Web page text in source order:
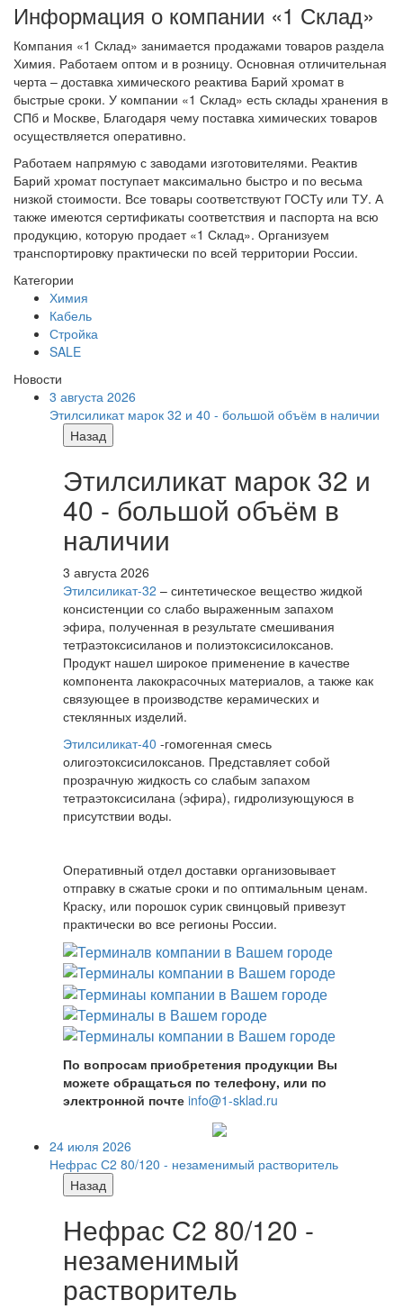
Информация о компании «1 Склад»
Компания «1 Склад» занимается продажами товаров раздела
Химия. Работаем оптом и в розницу. Основная отличительная
черта – доставка химического реактива Барий хромат в
быстрые сроки. У компании «1 Склад» есть склады хранения в
СПб и Москве, Благодаря чему поставка химических товаров
осуществляется оперативно.
Работаем напрямую с заводами изготовителями. Реактив
Барий хромат поступает максимально быстро и по весьма
низкой стоимости. Все товары соответствуют ГОСТу или ТУ. А
также имеются сертификаты соответствия и паспорта на всю
продукцию, которую продает «1 Склад». Организуем
транспортировку практически по всей территории России.
Категории
Химия
Кабель
Стройка
SALE
Новости
3 августа 2026
Этилсиликат марок 32 и 40 - большой объём в наличии
Назад
Этилсиликат марок 32 и
40 - большой объём в
наличии
3 августа 2026
Этилсиликат-32 – синтетическое вещество жидкой
консистенции со слабо выраженным запахом
эфира, полученная в результате смешивания
тетpаэтоксисиланов и полиэтоксисилоксанов.
Продукт нашел широкое применение в качестве
компонента лакокрасочных материалов, а также как
связующее в производстве керамических и
стеклянных изделий.
Этилсиликат-40 -гомогенная смесь
олигоэтоксисилоксанов. Представляет собой
прозрачную жидкость со слабым запахом
тетраэтоксисилана (эфира), гидролизующуюся в
присутствии воды.
Оперативный отдел доставки организовывает
отправку в сжатые сроки и по оптимальным ценам.
Краску, или порошок сурик свинцовый привезут
практически во все регионы России.
По вопросам приобретения продукции Вы
можете обращаться по телефону, или по
электронной почте info@1-sklad.ru
24 июля 2026
Нефрас С2 80/120 - незаменимый растворитель
Назад
Нефрас С2 80/120 -
незаменимый
растворитель